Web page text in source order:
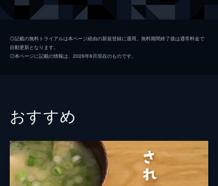
出合正幸
和泉元彌
◎記載の無料トライアルは本ページ経由の新規登録に適用。無料期間終了後は通常料金で
自動更新となります。
◎本ページに記載の情報は、2026年8月現在のものです。
おすすめ